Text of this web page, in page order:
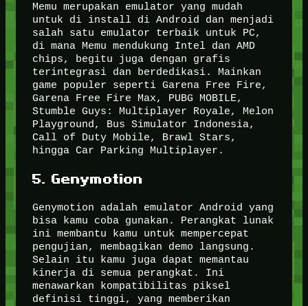
Memu merupakan emulator yang mudah
untuk di install di Android dan menjadi
salah satu emulator terbaik untuk PC,
di mana Memu mendukung Intel dan AMD
chips, begitu juga dengan grafis
terintegrasi dan berdedikasi. Mainkan
game populer seperti Garena Free Fire,
Garena Free Fire Max, PUBG MOBILE,
Stumble Guys: Multiplayer Royale, Melon
Playground, Bus Simulator Indonesia,
Call of Duty Mobile, Brawl Stars,
hingga Car Parking Multiplayer.
5. Genymotion
Genymotion adalah emulator Android yang
bisa kamu coba gunakan. Perangkat lunak
ini membantu kamu untuk mempercepat
pengujian, membagikan demo langsung.
Selain itu kamu juga dapat memantau
kinerja di semua perangkat. Ini
menawarkan kompatibilitas piksel
definisi tinggi, yang memberikan